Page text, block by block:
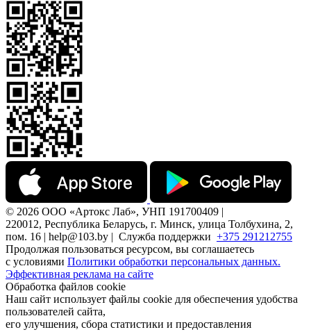
© 2026 ООО «Артокс Лаб», УНП 191700409 |
220012, Республика Беларусь, г. Минск, улица Толбухина, 2,
пом. 16 | help@103.by | Служба поддержки +375 291212755
Продолжая пользоваться ресурсом, вы соглашаетесь
с условиями Политики обработки персональных данных.
Эффективная реклама на сайте
Обработка файлов cookie
Наш сайт использует файлы cookie для обеспечения удобства
пользователей сайта,
его улучшения, сбора статистики и предоставления